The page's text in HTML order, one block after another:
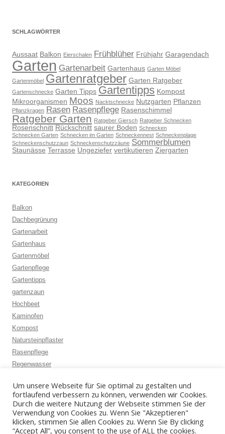
SCHLAGWÖRTER
Aussaat Balkon Eierschalen Frühblüher Frühjahr Garagendach
Garten Gartenarbeit Gartenhaus Garten Möbel
Gartenmöbel Gartenratgeber Garten Ratgeber
Gartenschnecke Garten Tipps Gartentipps Kompost
Mikroorganismen Moos Nacktschnecke Nutzgarten Pflanzen
Pflanzkragen Rasen Rasenpflege Rasenschimmel
Ratgeber Garten Ratgeber Giersch Ratgeber Schnecken
Rosenschnitt Rückschnitt saurer Boden Schnecken
Schnecken Garten Schnecken im Garten Schneckennest Schneckenplage
Schneckenschutzzaun Schneckenschutzzäune Sommerblumen
Staunässe Terrasse Ungeziefer vertikutieren Ziergarten
KATEGORIEN
Balkon
Dachbegrünung
Gartenarbeit
Gartenhaus
Gartenmöbel
Gartenpflege
Gartentipps
gartenzaun
Hochbeet
Kaminofen
Kompost
Natursteinpflaster
Rasenpflege
Regenwasser
Schädlingsbekämpfung
Schneckenbekämpfung
Vermoosung
Um unsere Webseite für Sie optimal zu gestalten und
fortlaufend verbessern zu können, verwenden wir Cookies.
Durch die weitere Nutzung der Webseite stimmen Sie der
Verwendung von Cookies zu. Wenn Sie "Akzeptieren"
klicken, stimmen Sie allen Cookies zu. Wenn Sie By clicking
“Accept All”, you consent to the use of ALL the cookies.